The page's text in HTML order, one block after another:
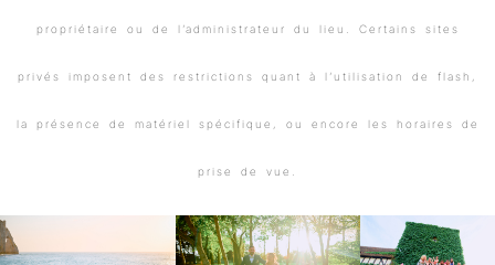
propriétaire ou de l’administrateur du lieu. Certains sites
privés imposent des restrictions quant à l’utilisation de flash,
la présence de matériel spécifique, ou encore les horaires de
prise de vue.